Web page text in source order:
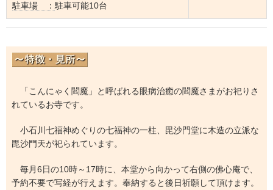
駐車場 ：駐車可能10台
「こんにゃく閻魔」と呼ばれる眼病治癒の閻魔さまがお祀りさ
れているお寺です。
小石川七福神めぐりの七福神の一柱、毘沙門堂に木造の立派な
毘沙門天が祀られています。
毎月6日の10時～17時に、本堂から向かって右側の佛心庵で、
予約不要で写経が行えます。奉納すると後日祈願して頂けます。